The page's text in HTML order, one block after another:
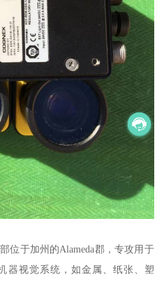
位于加州的Alameda郡，专攻用于
器视觉系统，如金属、纸张、塑